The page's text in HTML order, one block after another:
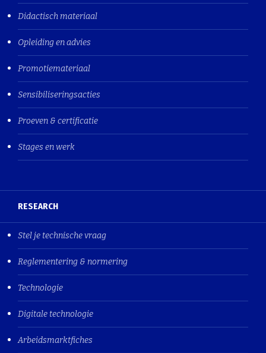
Didactisch materiaal
Opleiding en advies
Promotiemateriaal
Sensibiliseringsacties
Proeven & certificatie
Stages en werk
RESEARCH
Stel je technische vraag
Reglementering & normering
Technologie
Digitale technologie
Arbeidsmarktfiches